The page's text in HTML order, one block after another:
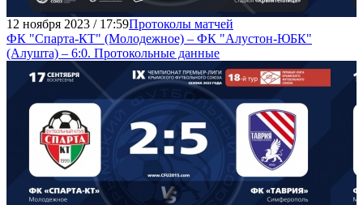
12 ноября 2023 / 17:59Протоколы матчей
ФК "Спарта-КТ" (Молодежное) – ФК "Алустон-ЮБК"
(Алушта) – 6:0. Протокольные данные